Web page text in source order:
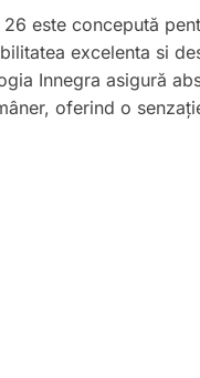
este concepută
excelenta si
Innegra asigură
oferind o